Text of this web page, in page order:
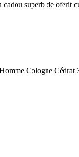
cadou superb de oferit
Cologne Cédrat